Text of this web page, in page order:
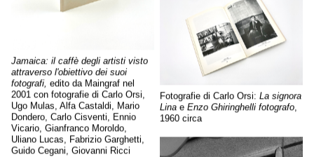
Jamaica: il caffè degli artisti visto
attraverso l'obiettivo dei suoi
fotografi, edito da Maingraf nel
2001 con fotografie di Carlo Orsi,
Ugo Mulas, Alfa Castaldi, Mario
Dondero, Carlo Cisventi, Ennio
Vicario, Gianfranco Moroldo,
Uliano Lucas, Fabrizio Garghetti,
Guido Cegani, Giovanni Ricci
Fotografie di Carlo Orsi: La signora
Lina e Enzo Ghiringhelli fotografo,
1960 circa